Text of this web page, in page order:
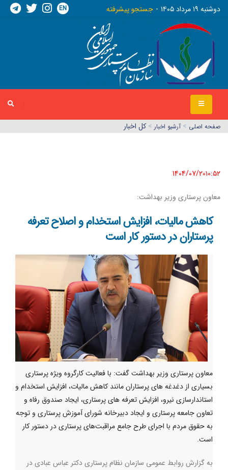
دوشنبه ١٩ مرداد ١٤٠٥ جستجو پیشرفته EN
صفحه اصلي > آرشیو اخبار > کل اخبار
1404/07/20١٠:٥٢
معاون پرستاری وزیر بهداشت:
کاهش مالیات، افزایش استخدام و اصلاح تعرفه
پرستاران در دستور کار است
معاون پرستاری وزیر بهداشت گفت: با فعالیت کارگروه ویژه پرستاری
بسیاری از دغدغه های پرستاران مانند کاهش مالیات، افزایش استخدام و
استاندارسازی نیرو، افزایش تعرفه های پرستاری، ایجاد صندوق رفاه و
تعاون جامعه پرستاری و ایجاد دبیرخانه شورای آموزش پرستاری و توجه
به حقوق مردم با اجرای طرح جامع مراقبت‌های پرستاری در دستور کار
است.
به گزارش روابط عمومی سازمان نظام پرستاری دکتر عباس عبادی در